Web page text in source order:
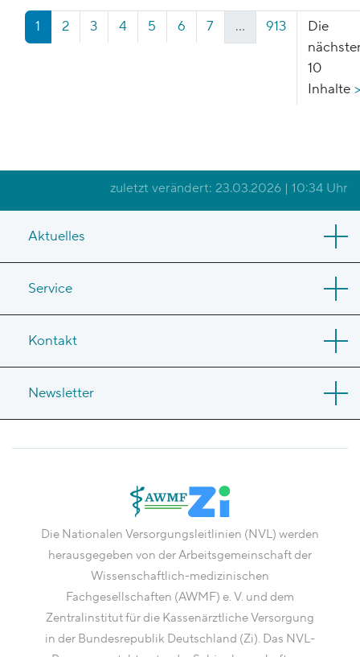
1
2 3 4 5 6 7 ... 913
Die
10
Inhalte
zuletzt verändert: 23.03.2026 | 10:34 Uhr
Aktuelles
Service
Kontakt
Newsletter
Die Nationalen Versorgungsleitlinien (NVL) werden
herausgegeben von der Arbeitsgemeinschaft der
Wissenschaftlich-medizinischen
Fachgesellschaften (AWMF) e. V. und dem
Zentralinstitut für die Kassenärztliche Versorgung
in der Bundesrepublik Deutschland (Zi). Das NVL-